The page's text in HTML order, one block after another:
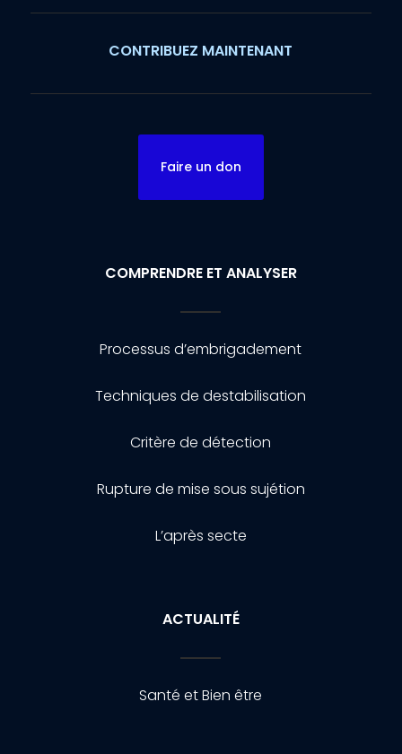
CONTRIBUEZ MAINTENANT
Faire un don
COMPRENDRE ET ANALYSER
Processus d’embrigadement
Techniques de destabilisation
Critère de détection
Rupture de mise sous sujétion
L’après secte
ACTUALITÉ
Santé et Bien être